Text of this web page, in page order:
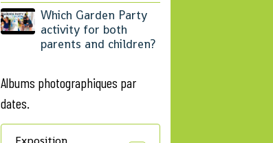
Which Garden Party
activity for both
parents and children?
Albums photographiques par
dates.